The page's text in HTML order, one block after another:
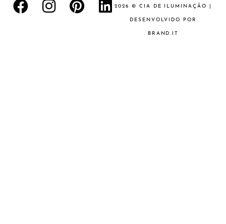
2026 © CIA DE ILUMINAÇÃO |
DESENVOLVIDO POR
BRAND.IT